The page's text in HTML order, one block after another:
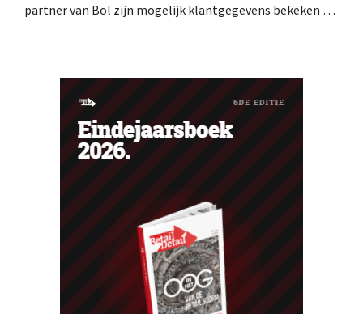
partner van Bol zijn mogelijk klantgegevens bekeken of